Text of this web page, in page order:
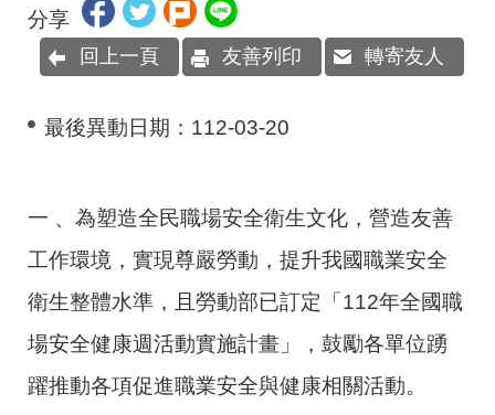
分享
回上一頁 友善列印 轉寄友人
最後異動日期： 112-03-20
一 、為塑造全民職場安全衛生文化，營造友善
工作環境，實現尊嚴勞動，提升我國職業安全
衛生整體水準，且勞動部已訂定「112年全國職
場安全健康週活動實施計畫」，鼓勵各單位踴
躍推動各項促進職業安全與健康相關活動。